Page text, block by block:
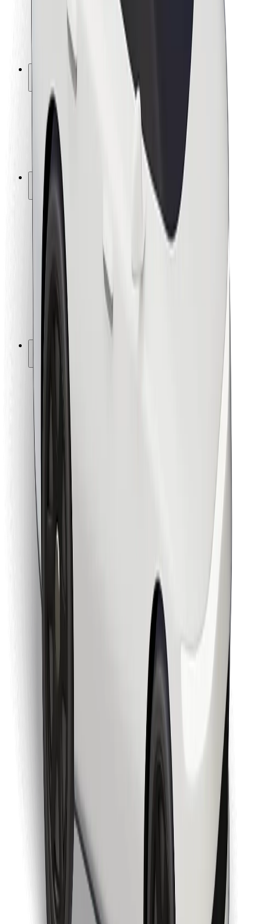
Sjåførsikkerhet
Sikkerhet for sparkesykler
Sikkerhetslab
Steder
Byløsninger
Flyplasser
Bolt-ladestasjoner
Brukerstøtte
For passasjerer
For sjåfører
For leveringsbud
Bolt Food
For flåteeiere
For restauranter
Bolt for Business
Annet
Leverandører
Vilkår og betingelser
Informasjonskapsler
Sikkerhet
Få en tur på minutter!
Finn yndlingsmaten din!
Last ned Bolt Food-appen